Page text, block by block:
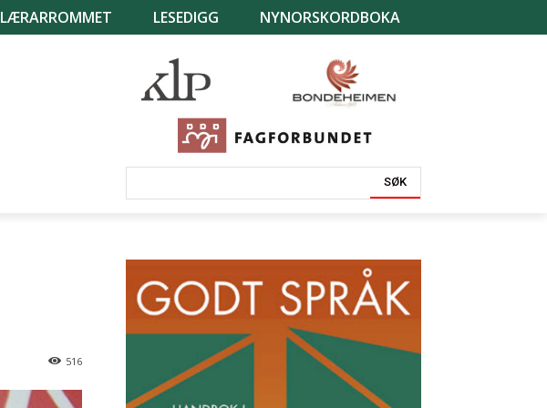
LÆRARROMMET LESEDIGG NYNORSKORDBOKA
SØK
516